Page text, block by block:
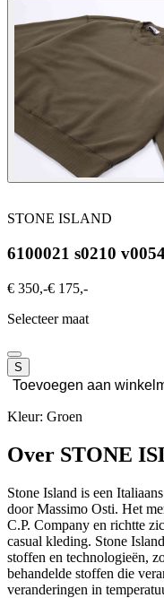
STONE ISLAND
6100021 s0210
€ 350,-€ 175,-
Selecteer maat
S
Toevoegen aan
Kleur: Groen
Over STONE
Stone Island is een
door Massimo Osti. Het
C.P. Company en richtte
casual kleding. Stone
stoffen en technologieën,
behandelde stoffen die
veranderingen in